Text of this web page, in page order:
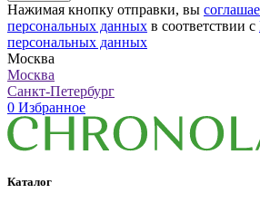
Нажимая кнопку отправки, вы
персональных данных в соответствии с
персональных данных
Москва
Москва
Санкт-Петербург
0 Избранное
Каталог